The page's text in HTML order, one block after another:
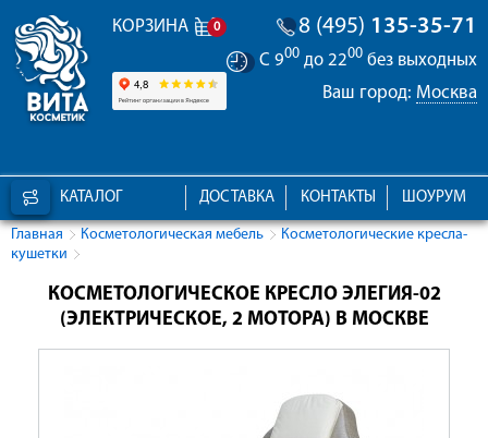
КОРЗИНА 0 8 (495) 135-35-71
С 900 до 2200 без выходных
Ваш город: Москва
КАТАЛОГ ШОУРУМ
КОНТАКТЫ
ДОСТАВКА
Главная Косметологическая мебель
Косметологические кресла-
кушетки
КОСМЕТОЛОГИЧЕСКОЕ КРЕСЛО ЭЛЕГИЯ-02
(ЭЛЕКТРИЧЕСКОЕ, 2 МОТОРА) В МОСКВЕ